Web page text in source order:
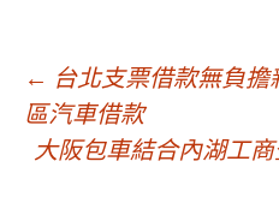
文
章
← 台北支票借款無負
區汽車借款
大阪包車結合內湖工